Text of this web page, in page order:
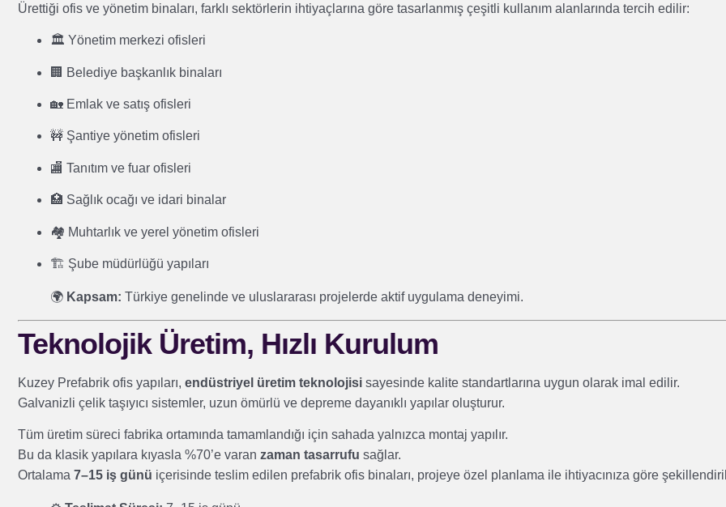
Ürettiği ofis ve yönetim binaları, farklı sektörlerin ihtiyaçlarına göre tasarlanmış çeşitli kullanım alanlarında tercih edilir:
🏛️ Yönetim merkezi ofisleri
🏢 Belediye başkanlık binaları
🏡 Emlak ve satış ofisleri
🚧 Şantiye yönetim ofisleri
🏬 Tanıtım ve fuar ofisleri
🏥 Sağlık ocağı ve idari binalar
🏘️ Muhtarlık ve yerel yönetim ofisleri
🏗️ Şube müdürlüğü yapıları
🌍 Kapsam: Türkiye genelinde ve uluslararası projelerde aktif uygulama deneyimi.
Teknolojik Üretim, Hızlı Kurulum
Kuzey Prefabrik ofis yapıları, endüstriyel üretim teknolojisi sayesinde kalite standartlarına uygun olarak imal edilir.
Galvanizli çelik taşıyıcı sistemler, uzun ömürlü ve depreme dayanıklı yapılar oluşturur.
Tüm üretim süreci fabrika ortamında tamamlandığı için sahada yalnızca montaj yapılır.
Bu da klasik yapılara kıyasla %70’e varan zaman tasarrufu sağlar.
Ortalama 7–15 iş günü içerisinde teslim edilen prefabrik ofis binaları, projeye özel planlama ile ihtiyacınıza göre